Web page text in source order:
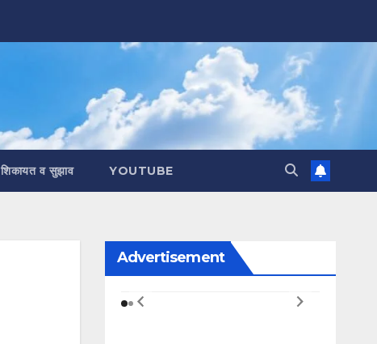
शिकायत व सुझाव YOUTUBE
Advertisement